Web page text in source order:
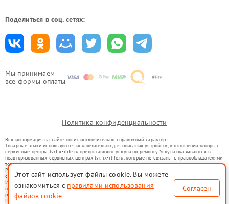
Мы принимаем
все формы оплаты
Поделиться в соц. сетях:
Политика конфиденциальности
Вся информация на сайте носит исключительно справочный характер.
Товарные знаки используются исключительно для описания устройств, в отношении которых
сервисные центры tvr.fix-ilife.ru предоставляют услуги по ремонту. Услуги оказываются в
неавторизованных сервисных центрах tvr.fix-ilife.ru, которые не связаны с правообладателями
товарных знаков или их официальными представителями.
Ремонт осуществляется для устройств, уже введенных в гражданский оборот в соответствии
со статьей 1487 ГК РФ.
Использование товарных знаков не преследует цели индивидуализации услуг или введения
потребителей в заблуждение, а служит для информирования о предоставляемых услугах по
ремонту техники указанных брендов.
Представленная на сайте информация не является публичной офертой, определяемой
Этот сайт использует файлы cookie. Вы можете
ознакомиться с правилами использования
файлов cookie
Согласен